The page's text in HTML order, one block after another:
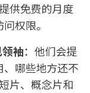
供免费的月度
权限。
袖：他们会提
哪些地方还不
片、概念片和